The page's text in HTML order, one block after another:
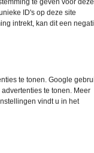
ID's op deze site
intrekt, kan dit een
te tonen. Google
te tonen. Meer
vindt u in het